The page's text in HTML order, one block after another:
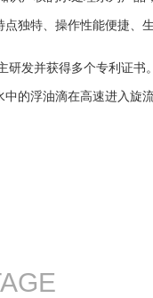
独特、操作性能便捷、
并获得多个专利证书。
的浮油滴在高速进入旋